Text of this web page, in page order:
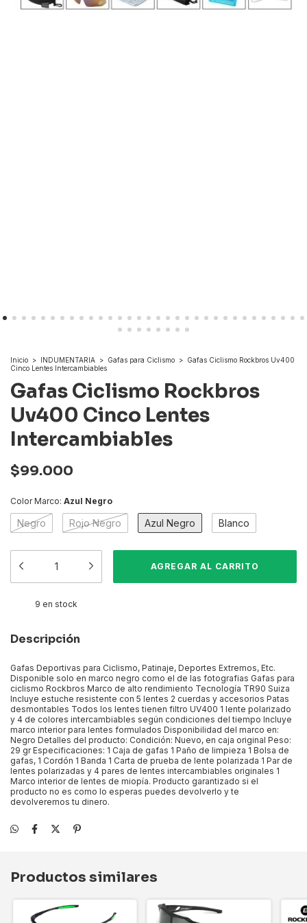
Inicio > INDUMENTARIA > Gafas para Ciclismo > Gafas Ciclismo Rockbros Uv400
Cinco Lentes Intercambiables
Gafas Ciclismo Rockbros
Uv400 Cinco Lentes
Intercambiables
$99.000
Color Marco: Azul Negro
Negro Rojo Negro Azul Negro Blanco
9 en stock
Descripción
Gafas Deportivas para Ciclismo, Patinaje, Deportes Extremos, Etc.
Disponible solo en marco negro como el de las fotografias Gafas para
ciclismo Rockbros Marco de alto rendimiento Tecnología TR90 Suiza
Incluye estuche resistente con 5 lentes 2 cuerdas y accesorios Patas
desmontables Todos los lentes tienen filtro UV400 1 lente polarizado
y 4 de colores intercambiables según condiciones del tiempo Incluye
marco interior para lentes formulados Disponibilidad del marco en:
Negro Detalles del producto: Condición: Nuevo, en caja original Peso:
29 gr Especificaciones: 1 Caja de gafas 1 Paño de limpieza 1 Bolsa de
gafas, 1 Cordón 1 Banda 1 Carta de prueba de lente polarizada 1 Par de
lentes polarizadas y 4 pares de lentes intercambiables originales 1
Marco interior de lentes de miopía. Producto garantizado si el
producto no es como lo esperas puedes devolverlo y te
devolveremos tu dinero.
Productos similares